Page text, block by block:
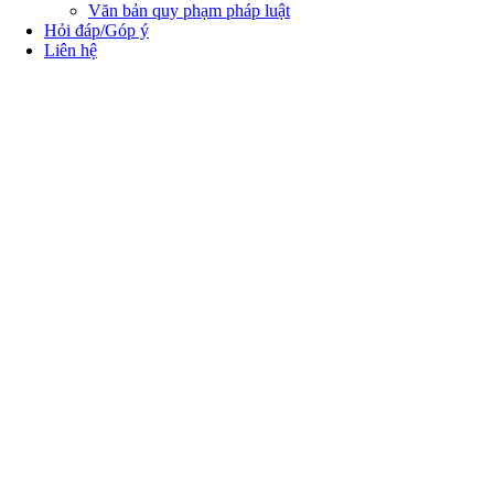
Văn bản quy phạm pháp luật
Hỏi đáp/Góp ý
Liên hệ